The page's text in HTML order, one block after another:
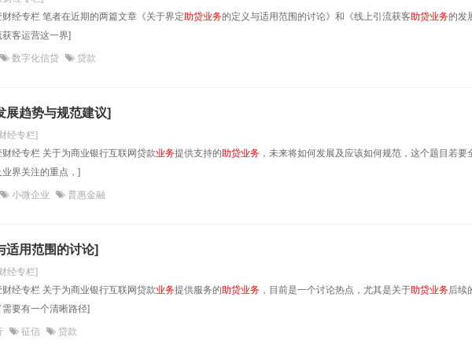
经专栏 笔者在近期的两篇文章《关于界定助贷业务的定义与适用范围的讨论》和《线上引流获客助贷业务的发
客运营这一界]
数字化信贷 贷款
展趋势与规范建议]
经专栏]
经专栏 关于为商业银行互联网贷款业务提供支持的助贷业务 ，未来将如何发展及应该如何规范，这个题目若要
界关注的重点，]
小微企业 普惠金融
适用范围的讨论]
经专栏]
经专栏 关于为商业银行互联网贷款业务提供服务的助贷业务 ，目前是一个讨论热点，尤其是关于助贷业务后续
要有一个清晰路径]
征信 贷款